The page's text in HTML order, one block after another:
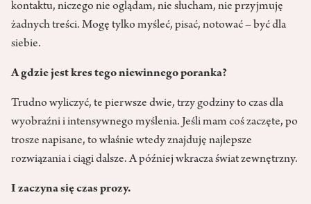
kontaktu, niczego nie oglądam, nie słucham, nie przyjmuję
żadnych treści. Mogę tylko myśleć, pisać, notować – być dla
siebie.
A gdzie jest kres tego niewinnego poranka?
Trudno wyliczyć, te pierwsze dwie, trzy godziny to czas dla
wyobraźni i intensywnego myślenia. Jeśli mam coś zaczęte, po
trosze napisane, to właśnie wtedy znajduję najlepsze
rozwiązania i ciągi dalsze. A później wkracza świat zewnętrzny.
I zaczyna się czas prozy.